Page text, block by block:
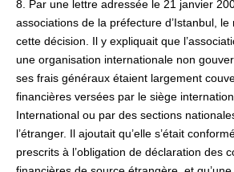
8. Par une lettre adressée le 21 janvier
associations de la préfecture d’Istanbul,
cette décision. Il y expliquait que
une organisation internationale non
ses frais généraux étaient largement
financières versées par le siège
International ou par des sections
l’étranger. Il ajoutait qu’elle s’était
prescrits à l’obligation de déclaration des